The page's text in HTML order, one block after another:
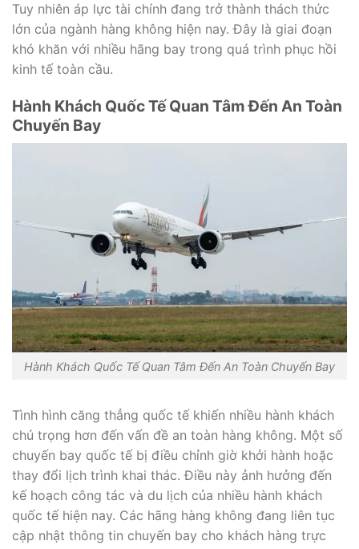
Tuy nhiên áp lực tài chính đang trở thành thách thức
lớn của ngành hàng không hiện nay. Đây là giai đoạn
khó khăn với nhiều hãng bay trong quá trình phục hồi
kinh tế toàn cầu.
Hành Khách Quốc Tế Quan Tâm Đến An Toàn
Chuyến Bay
Hành Khách Quốc Tế Quan Tâm Đến An Toàn Chuyến Bay
Tình hình căng thẳng quốc tế khiến nhiều hành khách
chú trọng hơn đến vấn đề an toàn hàng không. Một số
chuyến bay quốc tế bị điều chỉnh giờ khởi hành hoặc
thay đổi lịch trình khai thác. Điều này ảnh hưởng đến
kế hoạch công tác và du lịch của nhiều hành khách
quốc tế hiện nay. Các hãng hàng không đang liên tục
cập nhật thông tin chuyến bay cho khách hàng trực